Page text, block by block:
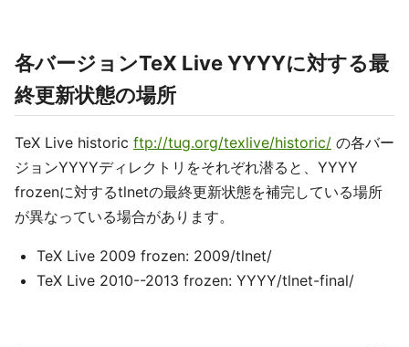
各バージョンTeX Live YYYYに対する最
終更新状態の場所
TeX Live historic ftp://tug.org/texlive/historic/ の各バー
ジョンYYYYディレクトリをそれぞれ潜ると、YYYY
frozenに対するtlnetの最終更新状態を補完している場所
が異なっている場合があります。
TeX Live 2009 frozen: 2009/tlnet/
TeX Live 2010--2013 frozen: YYYY/tlnet-final/